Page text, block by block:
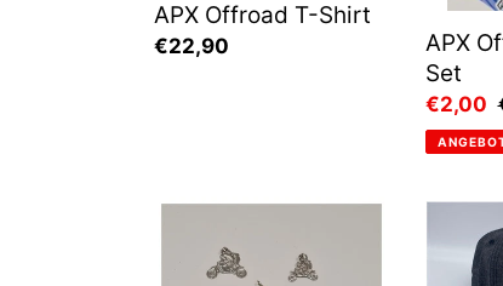
APX Offroad T-Shirt
Normaler
€22,90
APX
Set
€2,00
Sidecarcross
MX
Team